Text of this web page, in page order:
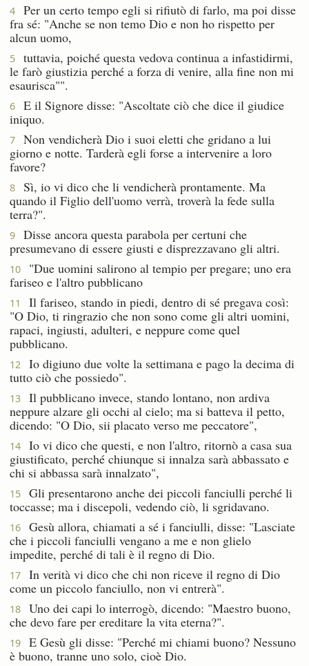
4
Per un certo tempo egli si rifiutò di farlo, ma poi disse
fra sé: "Anche se non temo Dio e non ho rispetto per
alcun uomo,
5
tuttavia, poiché questa vedova continua a infastidirmi,
le farò giustizia perché a forza di venire, alla fine non mi
esaurisca"".
6
E il Signore disse: "Ascoltate ciò che dice il giudice
iniquo.
7
Non vendicherà Dio i suoi eletti che gridano a lui
giorno e notte. Tarderà egli forse a intervenire a loro
favore?
8
Sì, io vi dico che li vendicherà prontamente. Ma
quando il Figlio dell'uomo verrà, troverà la fede sulla
terra?".
9
Disse ancora questa parabola per certuni che
presumevano di essere giusti e disprezzavano gli altri.
10
"Due uomini salirono al tempio per pregare; uno era
fariseo e l'altro pubblicano
11
Il fariseo, stando in piedi, dentro di sé pregava così:
"O Dio, ti ringrazio che non sono come gli altri uomini,
rapaci, ingiusti, adulteri, e neppure come quel
pubblicano.
12
Io digiuno due volte la settimana e pago la decima di
tutto ciò che possiedo".
13
Il pubblicano invece, stando lontano, non ardiva
neppure alzare gli occhi al cielo; ma si batteva il petto,
dicendo: "O Dio, sii placato verso me peccatore",
14
Io vi dico che questi, e non l'altro, ritornò a casa sua
giustificato, perché chiunque si innalza sarà abbassato e
chi si abbassa sarà innalzato",
15
Gli presentarono anche dei piccoli fanciulli perché li
toccasse; ma i discepoli, vedendo ciò, li sgridavano.
16
Gesù allora, chiamati a sé i fanciulli, disse: "Lasciate
che i piccoli fanciulli vengano a me e non glielo
impedite, perché di tali è il regno di Dio.
17
In verità vi dico che chi non riceve il regno di Dio
come un piccolo fanciullo, non vi entrerà".
18
Uno dei capi lo interrogò, dicendo: "Maestro buono,
che devo fare per ereditare la vita eterna?".
19
E Gesù gli disse: "Perché mi chiami buono? Nessuno
è buono, tranne uno solo, cioè Dio.